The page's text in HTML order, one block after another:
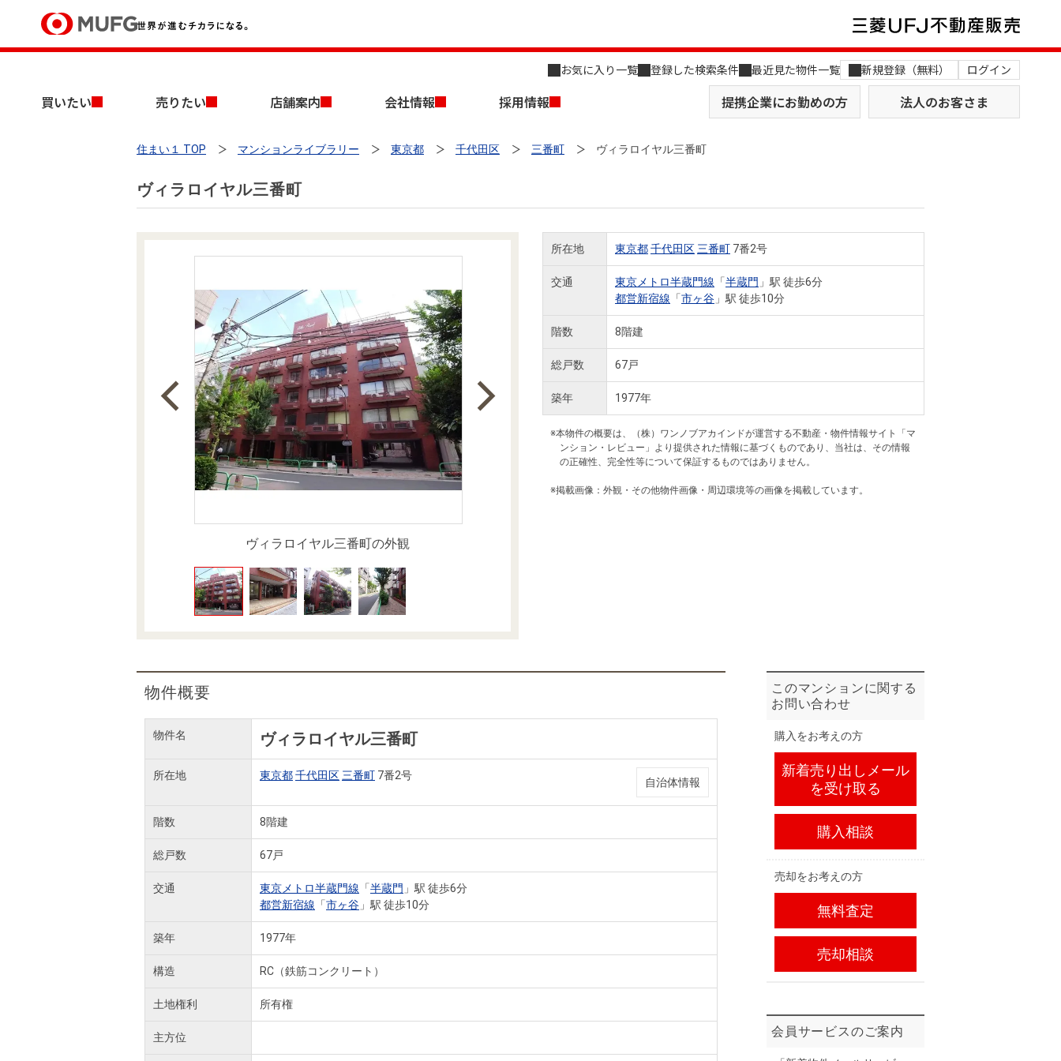
お気に入り一覧 登録した検索条件 最近見た物件一覧 新規登録（無料） ログイン
買いたい 売りたい 店舗案内 会社情報 採用情報 提携企業にお勤めの方 法人のお客さま
買いたいTOP
新築・中古一戸建てを探す 土地を探す
投資用物件を探す 事業用物件を探す
住宅ローンシミュレーション 住まい1プラス（お役立ちコラム）
住まいと暮らしの税金の本（電子ブック） 購入ガイド
売りたいTOP
AI不動産査定
売却時手取り金額試算
周辺相場検索 住まい1プラス（お役立ちコラム）
住まいと暮らしの税金の本（電子ブック） 売却ガイド
店舗案内TOP
店舗のご案内（首都圏） 店舗のご案内（名古屋） 店舗のご案内（関西）
会社情報TOP
会社概要 MUFG Way
組織図 役員一覧
本社地図
会社案内（電子ブック版）
採用情報TOP
キャリア採用情報
売りたい
住まい１ TOP マンションライブラリー 東京都 千代田区 三番町 ヴィラロイヤル三番町
ヴィラロイヤル三番町
ヴィラロイヤル三番町の外観
所在地 東京都千代田区 三番町 7番2号
交通 東京メトロ半蔵門線 「半蔵門 」駅 徒歩6分
都営新宿線 「市ヶ谷 」駅 徒歩10分
階数 8階建
総戸数 67戸
築年 1977年
※本物件の概要は、（株）ワンノブアカインドが運営する不動産・物件情報サイト「マ
ンション・レビュー」より提供された情報に基づくものであり、当社は、その情報
の正確性、完全性等について保証するものではありません。
※掲載画像：外観・その他物件画像・周辺環境等の画像を掲載しています。
物件概要
物件名 ヴィラロイヤル三番町
所在地 東京都千代田区 三番町 7番2号
自治体情報
階数 8階建
総戸数 67戸
交通 東京メトロ半蔵門線 「半蔵門 」駅 徒歩6分
都営新宿線 「市ヶ谷 」駅 徒歩10分
築年 1977年
構造 RC（鉄筋コンクリート）
土地権利 所有権
主方位
このマンションに関する
お問い合わせ
購入をお考えの方
新着売り出しメール
を受け取る
購入相談
売却をお考えの方
無料査定
売却相談
会員サービスのご案内